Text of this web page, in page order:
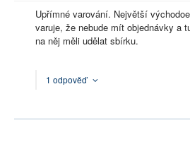
Upřímné varování. Největší
varuje, že nebude mít objednávky a
na něj měli udělat sbírku.
1 odpověď